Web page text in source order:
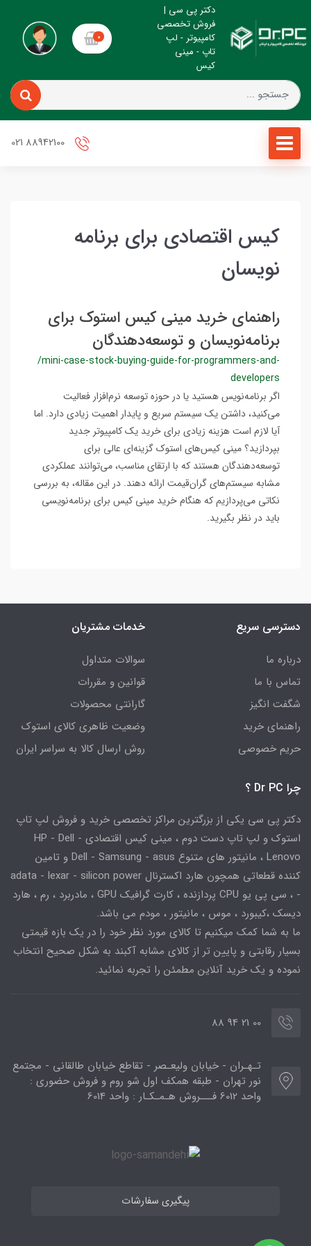
دکتر پی سی |
فروش تخصصی
کامپیوتر - لپ
تاپ - مینی
کیس
0
کیس اقتصادی برای برنامه
نویسان
راهنمای خرید مینی کیس استوک برای
برنامه‌نویسان و توسعه‌دهندگان
/mini-case-stock-buying-guide-for-programmers-and-
developers
اگر برنامه‌نویس هستید یا در حوزه توسعه نرم‌افزار فعالیت
می‌کنید، داشتن یک سیستم سریع و پایدار اهمیت زیادی دارد. اما
آیا لازم است هزینه زیادی برای خرید یک کامپیوتر جدید
بپردازید؟ مینی کیس‌های استوک گزینه‌ای عالی برای
توسعه‌دهندگان هستند که با ارتقای مناسب، می‌توانند عملکردی
مشابه سیستم‌های گران‌قیمت ارائه دهند. در این مقاله، به بررسی
نکاتی می‌پردازیم که هنگام خرید مینی کیس برای برنامه‌نویسی
باید در نظر بگیرید.
دسترسی سریع
درباره ما
تماس با ما
شگفت انگیز
راهنمای خرید
حریم خصوصی
خدمات مشتریان
سوالات متداول
قوانین و مقررات
گارانتی محصولات
وضعیت ظاهری کالای استوک
روش ارسال کالا به سراسر ایران
چرا Dr PC ؟
دکتر پی سی یکی از بزرگترین مراکز تخصصی خرید و فروش لپ تاپ
استوک و لپ تاپ دست دوم ، مینی کیس اقتصادی HP - Dell -
Lenovo ، مانیتور های متنوع Dell - Samsung - asus و تامین
کننده قطعاتی همچون هارد اکسترنال adata - lexar - silicon power
- ، سی پی یو CPU پردازنده ، کارت گرافیک GPU ، مادربرد ، رم ، هارد
دیسک ،کیبورد ، موس ، مانیتور ، مودم می باشد.
ما به شما کمک میکنیم تا کالای مورد نظر خود را در یک بازه قیمتی
بسیار رقابتی و پایین تر از کالای مشابه آکبند به شکل صحیح انتخاب
نموده و یک خرید آنلاین مطمئن را تجربه نمائید.
00 21 94 88
تـهـران - خیابان ولیعـصر - تقاطع خیابان طالقانی - مجتمع
نور تهران - طبقه همکف اول شو روم و فروش حضوری :
واحد 6012 فـــروش هـمـکـار : واحد 6014
پیگیری سفارشات